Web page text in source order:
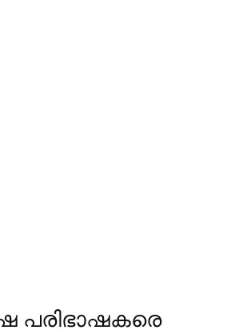
പരിഭാഷകരെ